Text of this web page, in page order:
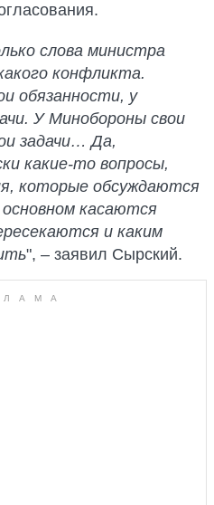
слова министра
конфликта.
обязанности, у
У Минобороны свои
задачи… Да,
какие-то вопросы,
которые обсуждаются
касаются
и каким
", – заявил Сырский.